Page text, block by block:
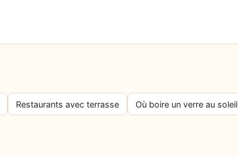
Restaurants avec terrasse Où boire un verre au soleil